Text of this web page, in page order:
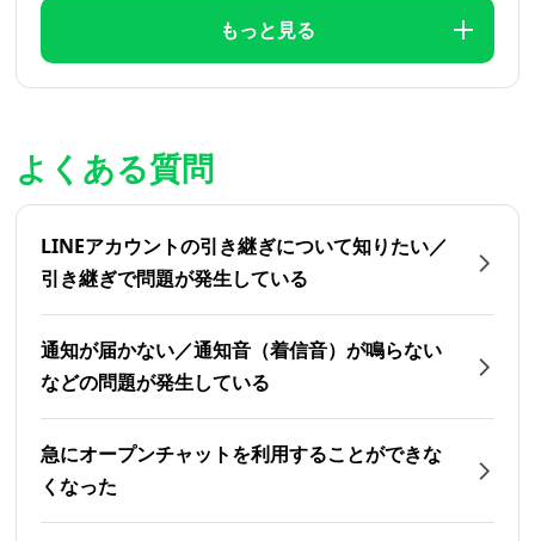
もっと見る
よくある質問
LINEアカウントの引き継ぎについて知りたい／
引き継ぎで問題が発生している
通知が届かない／通知音（着信音）が鳴らない
などの問題が発生している
急にオープンチャットを利用することができな
くなった